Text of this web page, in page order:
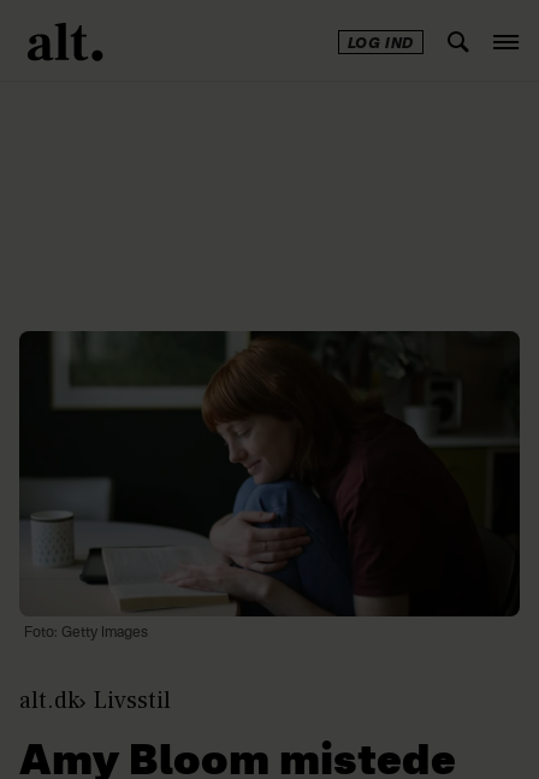
LOG IND
Foto: Getty Images
alt.dk Livsstil
Amy Bloom mistede